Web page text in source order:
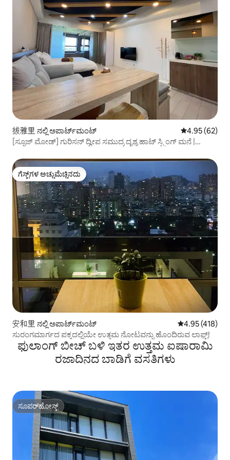
拔雅里 ನಲ್ಲಿ ಅಪಾರ್ಟ್‌ಮಂಟ್ 5 ರಲ್ಲಿ 4.95
4.95 (62)
[ಸ್ನೂಜ್ ಮೋಡ್] ಗುರಿಸನ್ ದ್ವೀಪ ಸಮುದ್ರ ದೃಶ್ಯ ಹಾಟ್ ಸ್ಪ್ರಿಂಗ್ ಮನೆ |
| ವೈಟ್ ಟೈಗರ್ | ಟೌಚೆಂಗ್ | ಸ್ನೂಜ್ ಮೋಡ್
ಗೆಸ್ಟ್‌ಗಳ ಅಚ್ಚುಮೆಚ್ಚಿನದು
ಗೆಸ್ಟ್‌ಗಳ ಅಚ್ಚುಮೆಚ್ಚಿನದು
安和里 ನಲ್ಲಿ ಅಪಾರ್ಟ್‌ಮಂಟ್ 5 ರಲ್ಲಿ 4.95
4.95 (418)
ಸುರಂಗಮಾರ್ಗದ ಪಕ್ಕದಲ್ಲಿಯೇ ಉತ್ತಮ ನೋಟವನ್ನು ಹೊಂದಿರುವ ಲಾಫ್ಟ್!
ಫುಲಾಂಗ್ ಬೀಚ್ ಬಳಿ ಇತರ ಉತ್ತಮ ಐಷಾರಾಮಿ
ರಜಾದಿನದ ಬಾಡಿಗೆ ವಸತಿಗಳು
ಸೂಪರ್‌ಹೋಸ್ಟ್
ಸೂಪರ್‌ಹೋಸ್ಟ್